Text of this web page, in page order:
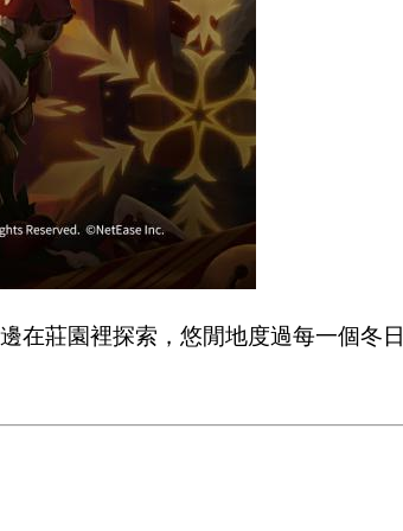
莊園裡探索，悠閒地度過每一個冬日